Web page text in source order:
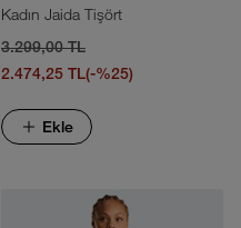
Kadın Jaida Tişört
3.299,00 TL
2.474,25 TL(-%25)
Ekle